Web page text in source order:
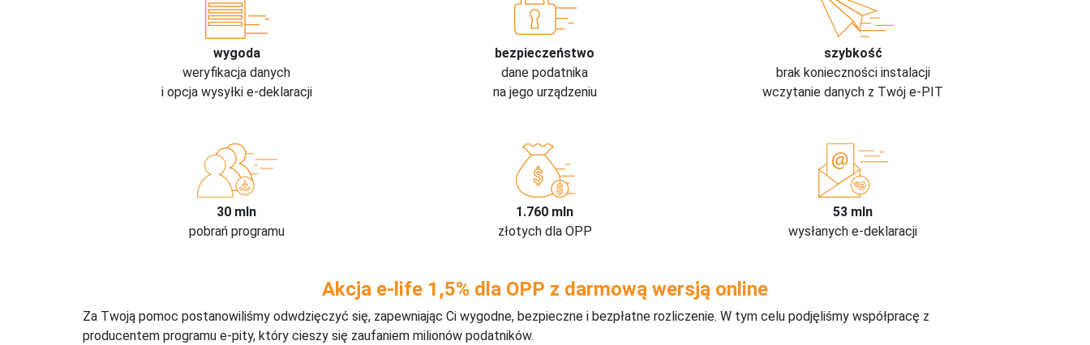
wygoda
weryfikacja danych
i opcja wysyłki e-deklaracji
bezpieczeństwo
dane podatnika
na jego urządzeniu
szybkość
brak konieczności instalacji
wczytanie danych z Twój e-PIT
30 mln
pobrań programu
1.760 mln
złotych dla OPP
53 mln
wysłanych e-deklaracji
Akcja e-life 1,5% dla OPP z darmową wersją online
Za Twoją pomoc postanowiliśmy odwdzięczyć się, zapewniając Ci wygodne, bezpieczne i bezpłatne rozliczenie. W tym celu podjęliśmy współpracę z
producentem programu e-pity, który cieszy się zaufaniem milionów podatników.